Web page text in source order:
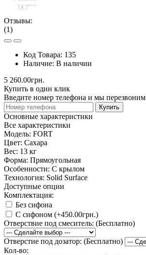
Отзывы:
(1)
Код Товара: 135
Наличие: В наличии
5 260.00грн.
Купить в один клик
Введите номер телефона и мы перезвоним
Купить
Основные характеристики
Все характеристики
Модель: FORT
Цвет: Сахара
Вес: 13 кг
Форма: Прямоугольная
Особенности: С крылом
Технология: Solid Surface
Доступные опции
Комплектация:
Без сифона
С сифоном (+450.00грн.)
Отверствие под смеситель: (Бесплатно)
Отверстие под дозатор: (Бесплатно)
Кол-во: